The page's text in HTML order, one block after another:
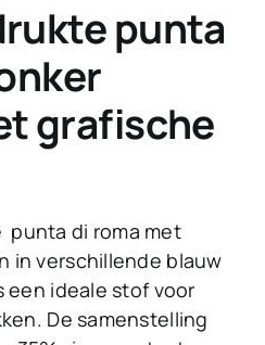
punta
grafische
punta di roma met
in verschillende blauw
ideale stof voor
De samenstelling